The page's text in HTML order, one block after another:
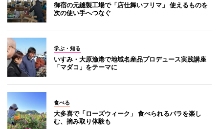
御宿の元縫製工場で「店仕舞いフリマ」 使えるものを
次の使い手へつなぐ
学ぶ・知る
いすみ・大原漁港で地域名産品プロデュース実践講座
「マダコ」をテーマに
食べる
大多喜で「ローズウィーク」 食べられるバラを楽し
む、摘み取り体験も